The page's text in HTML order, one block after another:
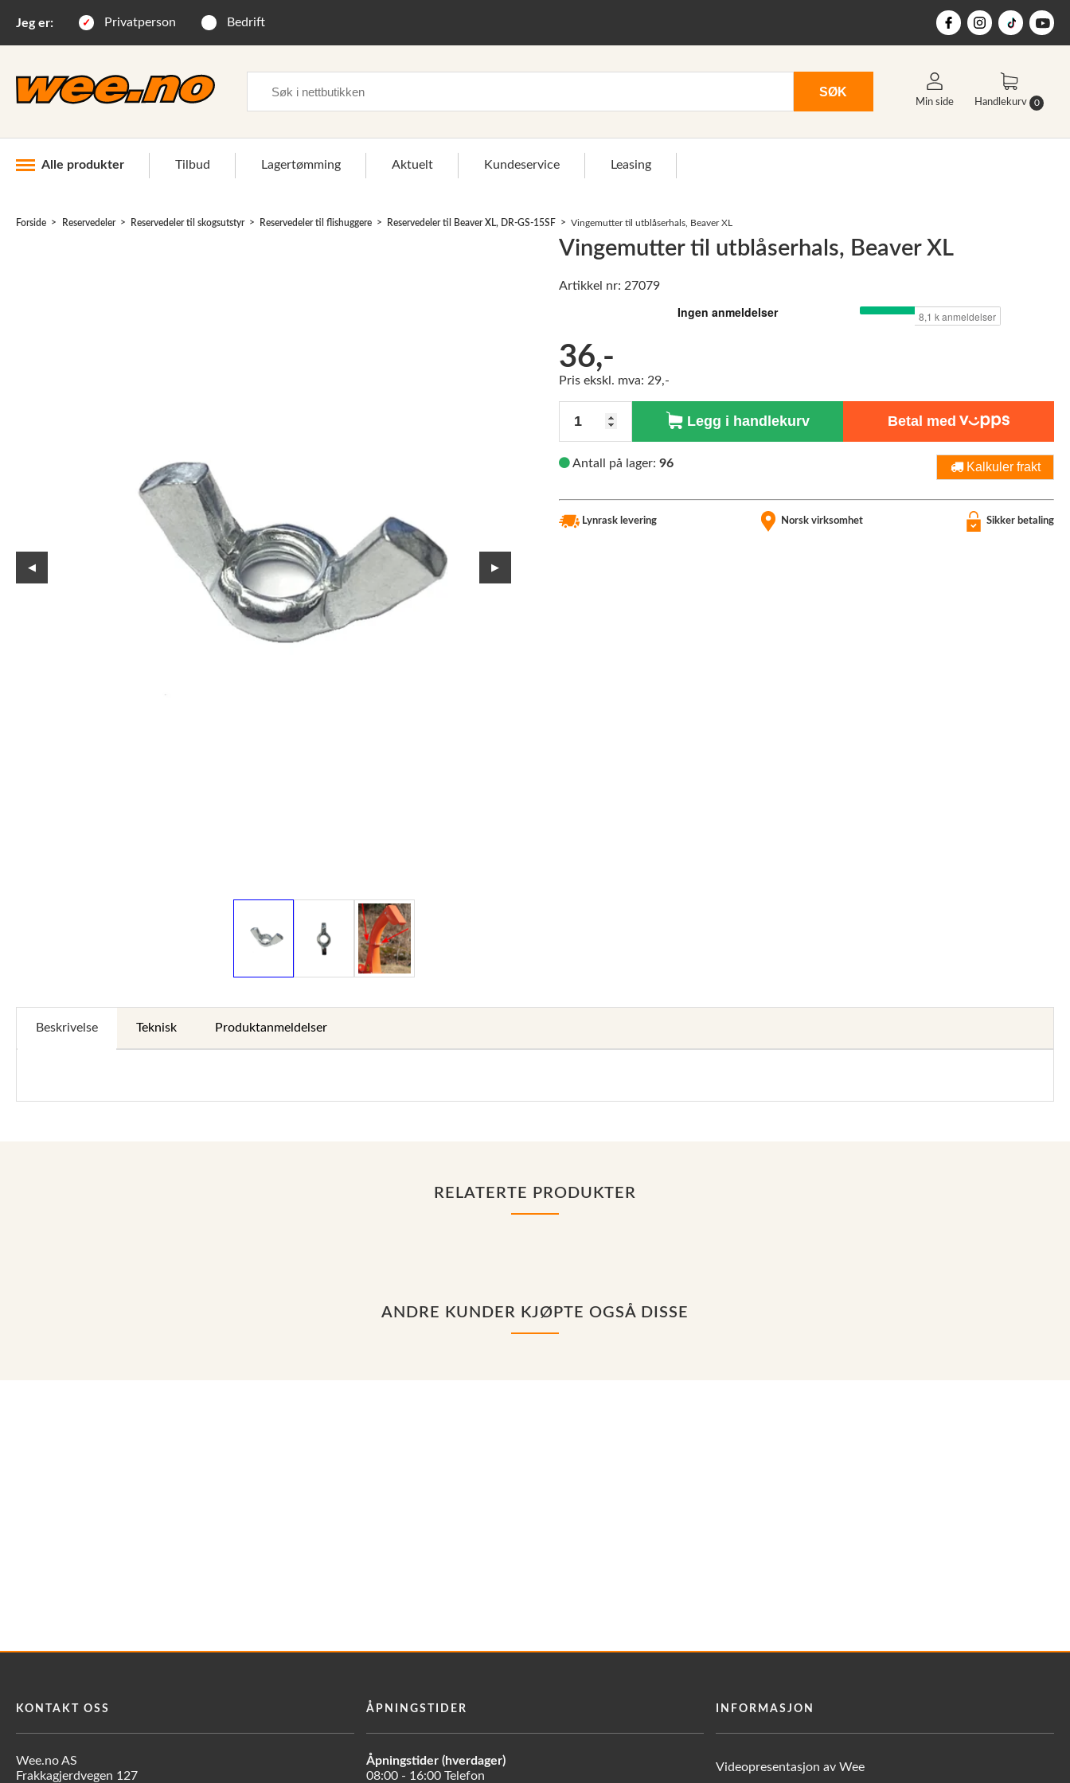
Jeg er: Privatperson Bedrift
SØK
Min side Handlekurv 0
Alle produkter Tilbud Lagertømming Aktuelt Kundeservice Leasing
Leasing
Forside Reservedeler Reservedeler til skogsutstyr Reservedeler til flishuggere Reservedeler til Beaver XL, DR-GS-15SF Vingemutter til utblåserhals, Beaver XL
◀ ▶
Vingemutter til utblåserhals, Beaver XL
Artikkel nr: 27079
36,-
Pris ekskl. mva: 29,-
Legg i handlekurv Betal med
Antall på lager: 96 Kalkuler frakt
Lynrask levering Norsk virksomhet Sikker betaling
Beskrivelse Teknisk Produktanmeldelser
RELATERTE PRODUKTER
ANDRE KUNDER KJØPTE OGSÅ DISSE
KONTAKT OSS
Wee.no AS
Frakkagjerdvegen 127
ÅPNINGSTIDER
Åpningstider (hverdager)
08:00 - 16:00 Telefon
INFORMASJON
Videopresentasjon av Wee